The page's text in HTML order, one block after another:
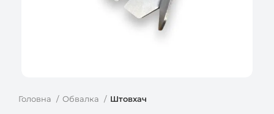
Головна Обвалка Штовхач